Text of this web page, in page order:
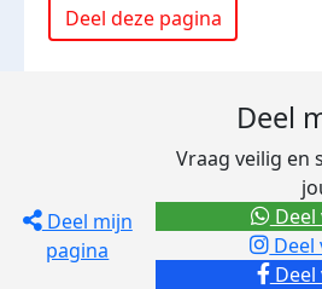
Deel deze pagina
Deel mijn
pagina
Deel
Vraag veilig en
Deel
Deel
Deel